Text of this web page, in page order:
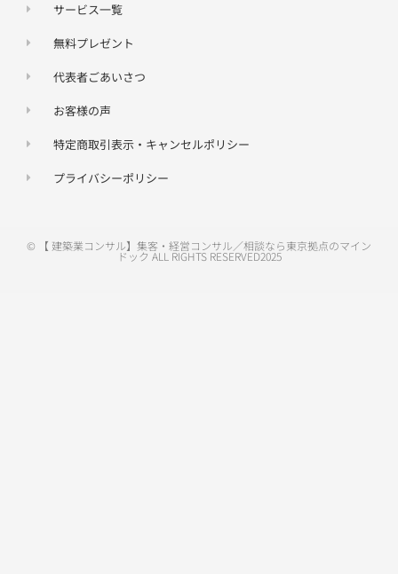
サービス一覧
無料プレゼント
代表者ごあいさつ
お客様の声
特定商取引表示・キャンセルポリシー
プライバシーポリシー
© 【 建築業コンサル】集客・経営コンサル／相談なら東京拠点のマイン
ドック ALL RIGHTS RESERVED2025